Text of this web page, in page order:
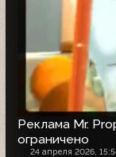
Реклама Mr.
ограничено
24 апреля 2026,